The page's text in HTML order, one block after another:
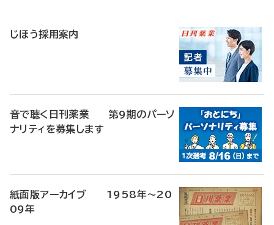
じほう採用案内
音で聴く日刊薬業 第9期のパーソ
ナリティを募集します
紙面版アーカイブ 1958年～20
09年